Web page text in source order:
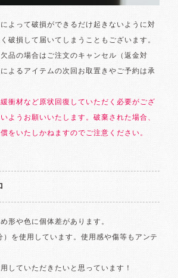
よって破損ができるだけ起きないように対
破損して届いてしまうこともございます。
品の場合はご注文のキャンセル（返金対
よるアイテムの次回お取置きやご予約は承
衝材など原状回復していただく必要がござ
ようお願いいたします。破棄された場合、
をいたしかねますのでご注意ください。
形や色に個体差があります。
を使用しています。使用感や傷等もアンテ
していただきたいと思っています！